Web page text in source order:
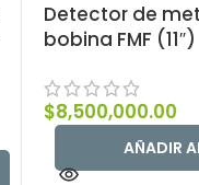
Detector de
bobina FMF
$8,500,000.00
AÑADIR